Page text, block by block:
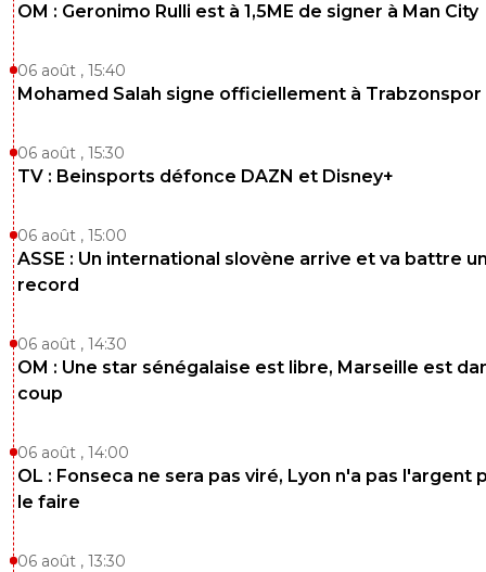
OM : Geronimo Rulli est à 1,5ME de signer à Man City
06 août , 15:40
Mohamed Salah signe officiellement à Trabzonspor
06 août , 15:30
TV : Beinsports défonce DAZN et Disney+
06 août , 15:00
ASSE : Un international slovène arrive et va battre
record
06 août , 14:30
OM : Une star sénégalaise est libre, Marseille est
coup
06 août , 14:00
OL : Fonseca ne sera pas viré, Lyon n'a pas l'argent
le faire
06 août , 13:30